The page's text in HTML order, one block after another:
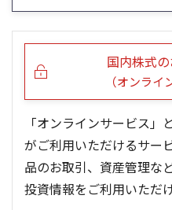
国内株式
（オンライ
「オンラインサービス
がご利用いただけるサー
品のお取引、資産管理な
投資情報をご利用いただけ